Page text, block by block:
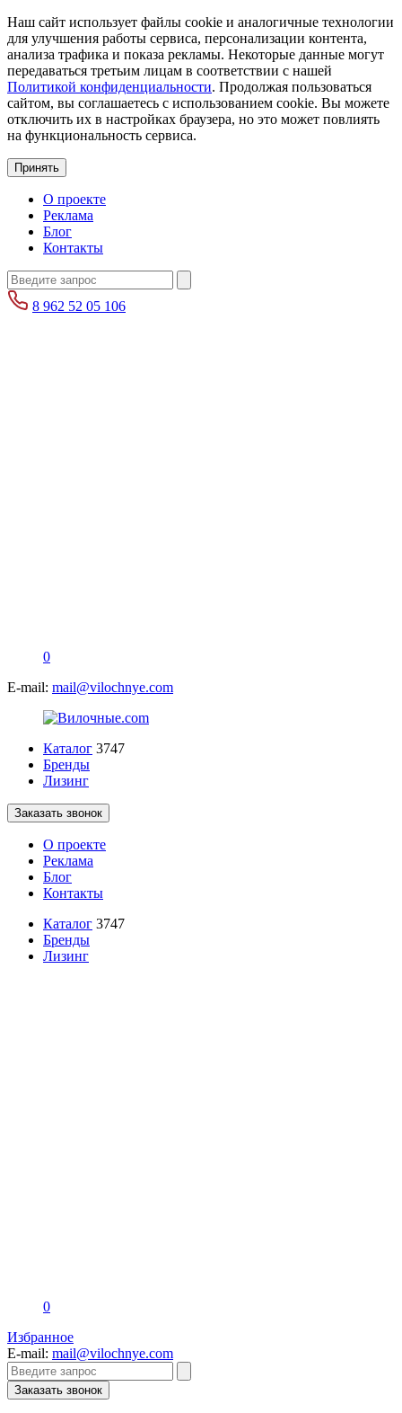
Наш сайт использует файлы cookie и аналогичные технологии
для улучшения работы сервиса, персонализации контента,
анализа трафика и показа рекламы. Некоторые данные могут
передаваться третьим лицам в соответствии с нашей
Политикой конфиденциальности. Продолжая пользоваться
сайтом, вы соглашаетесь с использованием cookie. Вы можете
отключить их в настройках браузера, но это может повлиять
на функциональность сервиса.
Принять
О проекте
Реклама
Блог
Контакты
8 962 52 05 106
0
E-mail: mail@vilochnye.com
Каталог 3747
Бренды
Лизинг
Заказать звонок
О проекте
Реклама
Блог
Контакты
Каталог 3747
Бренды
Лизинг
0
Избранное
E-mail: mail@vilochnye.com
Заказать звонок